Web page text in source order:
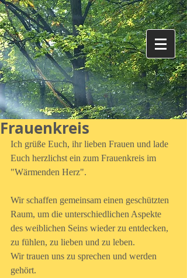
Frauenkreis
Ich grüße Euch, ihr lieben Frauen und lade
Euch herzlichst ein zum Frauenkreis im
"Wärmenden Herz".
Wir schaffen gemeinsam einen geschützten
Raum, um die unterschiedlichen Aspekte
des weiblichen Seins wieder zu entdecken,
zu fühlen, zu lieben und zu leben.
Wir trauen uns zu sprechen und werden
gehört.